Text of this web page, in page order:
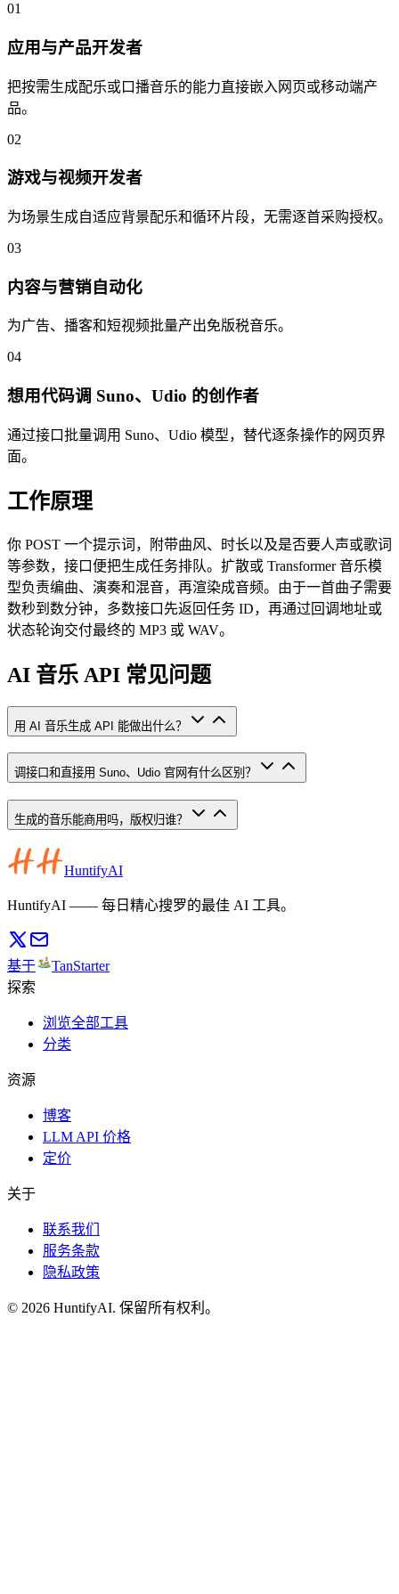
01
应用与产品开发者
把按需生成配乐或口播音乐的能力直接嵌入网页或移动端产
品。
02
游戏与视频开发者
为场景生成自适应背景配乐和循环片段，无需逐首采购授权。
03
内容与营销自动化
为广告、播客和短视频批量产出免版税音乐。
04
想用代码调 Suno、Udio 的创作者
通过接口批量调用 Suno、Udio 模型，替代逐条操作的网页界
面。
工作原理
你 POST 一个提示词，附带曲风、时长以及是否要人声或歌词
等参数，接口便把生成任务排队。扩散或 Transformer 音乐模
型负责编曲、演奏和混音，再渲染成音频。由于一首曲子需要
数秒到数分钟，多数接口先返回任务 ID，再通过回调地址或
状态轮询交付最终的 MP3 或 WAV。
AI 音乐 API 常见问题
用 AI 音乐生成 API 能做出什么？
调接口和直接用 Suno、Udio 官网有什么区别？
生成的音乐能商用吗，版权归谁？
HuntifyAI
HuntifyAI —— 每日精心搜罗的最佳 AI 工具。
基于
TanStarter
探索
浏览全部工具
分类
资源
博客
LLM API 价格
定价
关于
联系我们
服务条款
隐私政策
© 2026 HuntifyAI. 保留所有权利。